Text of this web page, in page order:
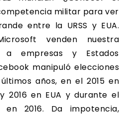
militar para ver
entre la URSS y EUA.
venden nuestra
a empresas y Estados
manipuló elecciones
años, en el 2015 en
2016 en EUA y durante el
2016. Da impotencia,